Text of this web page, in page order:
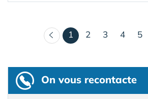
1 (courant)
2 3 4 5
On vous recontacte